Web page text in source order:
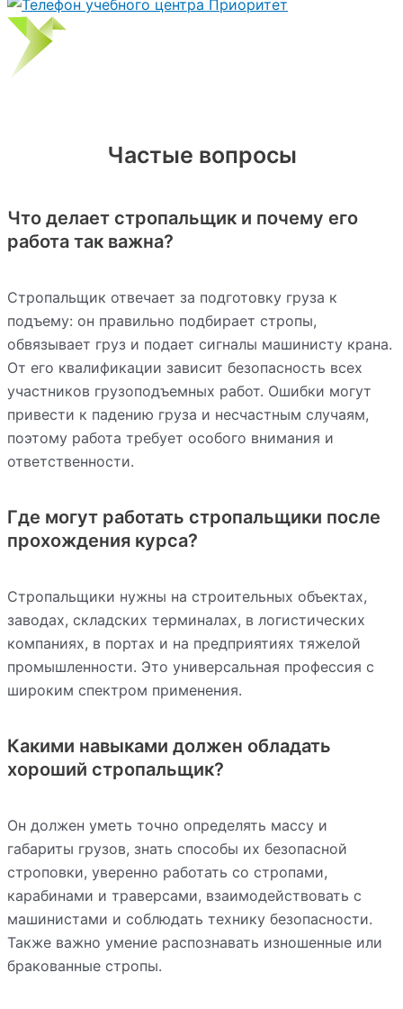
Частые вопросы
Что делает стропальщик и почему его
работа так важна?
Стропальщик отвечает за подготовку груза к
подъему: он правильно подбирает стропы,
обвязывает груз и подает сигналы машинисту крана.
От его квалификации зависит безопасность всех
участников грузоподъемных работ. Ошибки могут
привести к падению груза и несчастным случаям,
поэтому работа требует особого внимания и
ответственности.
Где могут работать стропальщики после
прохождения курса?
Стропальщики нужны на строительных объектах,
заводах, складских терминалах, в логистических
компаниях, в портах и на предприятиях тяжелой
промышленности. Это универсальная профессия с
широким спектром применения.
Какими навыками должен обладать
хороший стропальщик?
Он должен уметь точно определять массу и
габариты грузов, знать способы их безопасной
строповки, уверенно работать со стропами,
карабинами и траверсами, взаимодействовать с
машинистами и соблюдать технику безопасности.
Также важно умение распознавать изношенные или
бракованные стропы.